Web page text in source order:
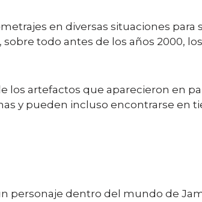
en diversas situaciones para
todo antes de los años 2000,
los artefactos que aparecieron en
y pueden incluso encontrarse en
personaje dentro del mundo de